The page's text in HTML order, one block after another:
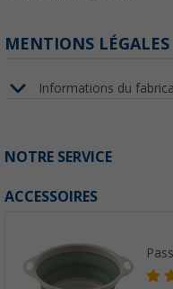
MENTIONS LÉGALES
Informations du
NOTRE SERVICE
ACCESSOIRES